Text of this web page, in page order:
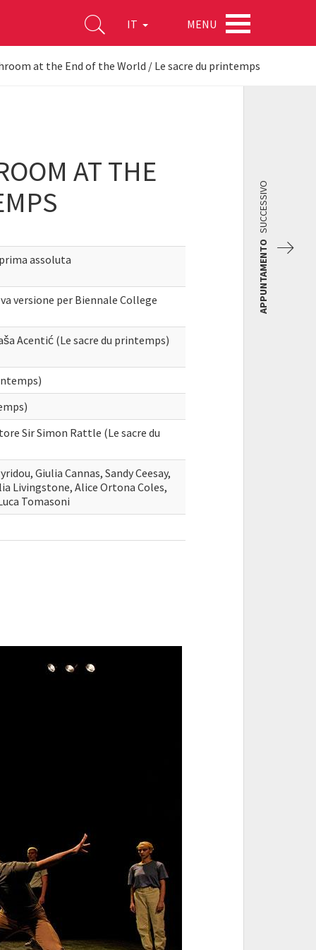
IT MENU
at the End of the World / Le sacre du printemps
AT THE
assoluta
versione per Biennale College
Acentić (Le sacre du printemps)
Sir Simon Rattle (Le sacre du
Giulia Cannas, Sandy Ceesay,
Livingstone, Alice Ortona Coles,
Tomasoni
APPUNTAMENTO
SUCCESSIVO